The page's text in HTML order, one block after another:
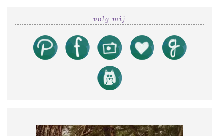
volg mij